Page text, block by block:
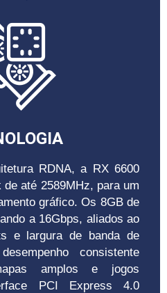
RDNA, a RX 6600
até 2589MHz, para um
gráfico. Os 8GB de
a 16Gbps, aliados ao
e largura de banda de
consistente
amplos e jogos
PCI Express 4.0